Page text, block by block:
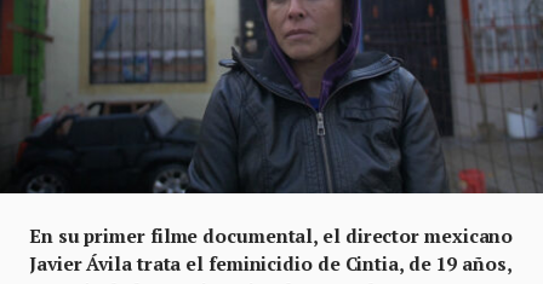
En su primer filme documental, el director mexicano
Javier Ávila trata el feminicidio de Cintia, de 19 años,